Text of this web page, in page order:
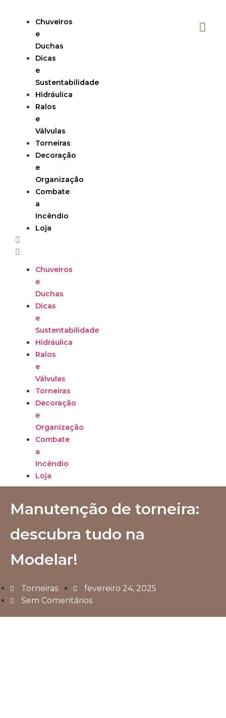
Chuveiros
e
Duchas
Dicas
e
Sustentabilidade
Hidráulica
Ralos
e
Válvulas
Torneiras
Decoração
e
Organização
Combate
a
Incêndio
Loja
Chuveiros
e
Duchas
Dicas
e
Sustentabilidade
Hidráulica
Ralos
e
Válvulas
Torneiras
Decoração
e
Organização
Combate
a
Incêndio
Loja
Manutenção de torneira:
descubra tudo na
Modelar!
Torneiras
fevereiro 24, 2025
Sem Comentários